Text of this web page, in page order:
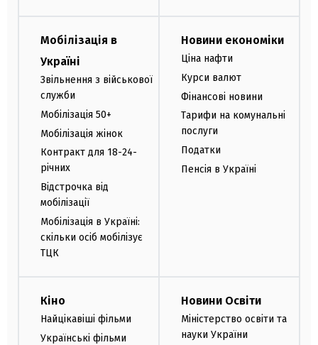
Мобілізація в
Україні
Звільнення з військової
служби
Мобілізація 50+
Мобілізація жінок
Контракт для 18-24-
річних
Відстрочка від
мобілізації
Мобілізація в Україні:
скільки осіб мобілізує
ТЦК
Новини економіки
Ціна нафти
Курси валют
Фінансові новини
Тарифи на комунальні
послуги
Податки
Пенсія в Україні
Кіно
Найцікавіші фільми
Українські фільми
Новини Освіти
Міністерство освіти та
науки України